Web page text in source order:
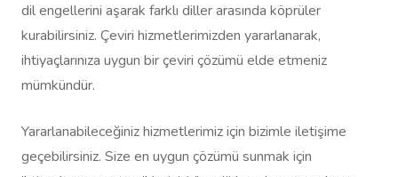
dil engellerini aşarak farklı diller arasında köprüler
kurabilirsiniz. Çeviri hizmetlerimizden yararlanarak,
ihtiyaçlarınıza uygun bir çeviri çözümü elde etmeniz
mümkündür.
Yararlanabileceğiniz hizmetlerimiz için bizimle iletişime
geçebilirsiniz. Size en uygun çözümü sunmak için